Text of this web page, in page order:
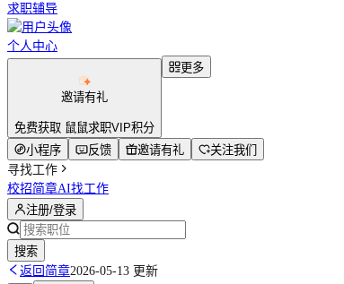
求职辅导
个人中心
邀请有礼
免费获取 鼠鼠求职VIP积分
更多
小程序 反馈 邀请有礼
关注我们
寻找工作
校招简章AI找工作
注册/登录
搜索
返回简章2026-05-13 更新